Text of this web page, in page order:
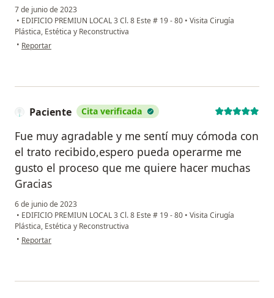
7 de junio de 2023
• EDIFICIO PREMIUN LOCAL 3 Cl. 8 Este # 19 - 80 • Visita Cirugía
Plástica, Estética y Reconstructiva
• en opinión del usuario Stefanny Aguirre
Reportar
Paciente Cita verificada
Fue muy agradable y me sentí muy cómoda con
el trato recibido,espero pueda operarme me
gusto el proceso que me quiere hacer muchas
Gracias
6 de junio de 2023
• EDIFICIO PREMIUN LOCAL 3 Cl. 8 Este # 19 - 80 • Visita Cirugía
Plástica, Estética y Reconstructiva
• en opinión del usuario Paciente
Reportar